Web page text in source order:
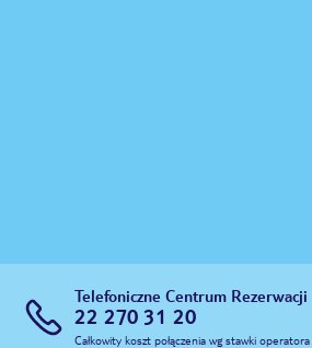
Telefoniczne Centrum Rezerwacji
22 270 31 20
Całkowity koszt połączenia wg stawki operatora